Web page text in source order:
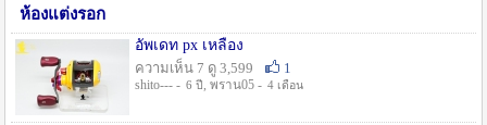
ห้องแต่งรอก
อัพเดท px เหลือง
ความเห็น 7 ดู 3,599
1
shito--- - 6 ปี , พราน05 - 4 เดือน